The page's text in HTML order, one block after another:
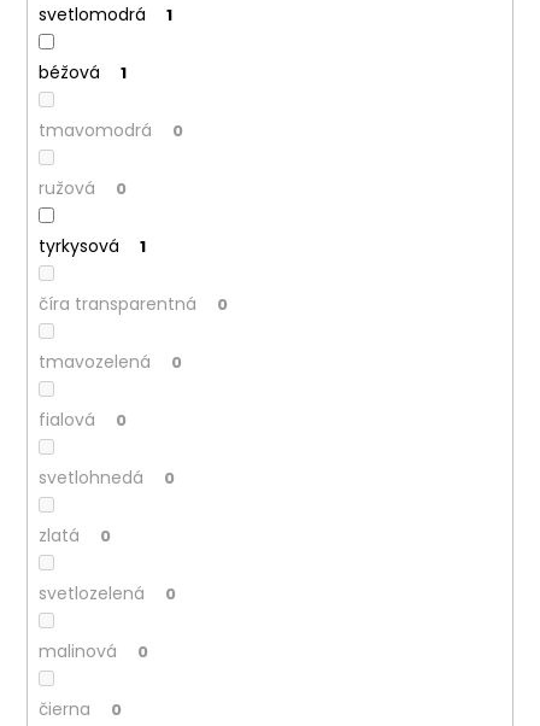
svetlomodrá 1
béžová 1
tmavomodrá 0
ružová 0
tyrkysová 1
číra transparentná 0
tmavozelená 0
fialová 0
svetlohnedá 0
zlatá 0
svetlozelená 0
malinová 0
čierna 0